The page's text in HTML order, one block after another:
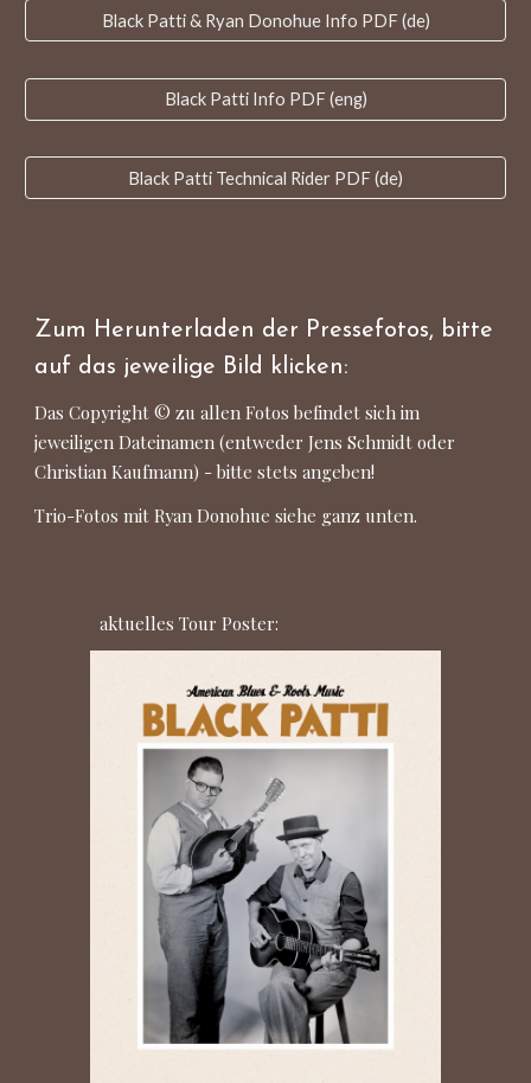
Black Patti & Ryan Donohue Info PDF (de)
Black Patti Info PDF (eng)
Black Patti Technical Rider PDF (de)
Zum Herunterladen der Pressefotos, bitte
auf das jeweilige Bild klicken:
Das Copyright© zuallen Fotos befindet sich im
jeweiligen Dateinamen (entweder Jens Schmidt oder
Christian Kaufmann) - bitte stets angeben!
Trio-Fotos mit Ryan Donohue siehe ganz unten.
aktuelles Tour Poster: